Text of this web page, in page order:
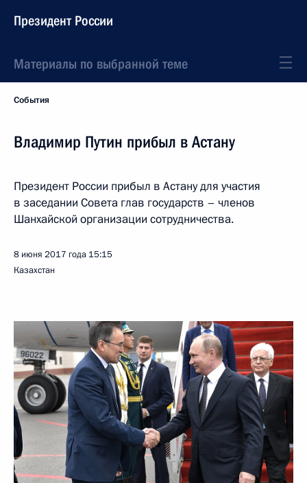
Президент России
Материалы по выбранной теме
События
Владимир Путин прибыл в Астану
Президент России прибыл в Астану для участия
в заседании Совета глав государств – членов
Шанхайской организации сотрудничества.
8 июня 2017 года 15:15
Казахстан